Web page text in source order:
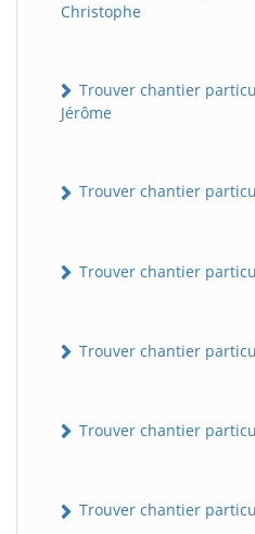
Christophe
Trouver chantier
Jérôme
Trouver chantier
Trouver chantier
Trouver chantier
Trouver chantier
Trouver chantier